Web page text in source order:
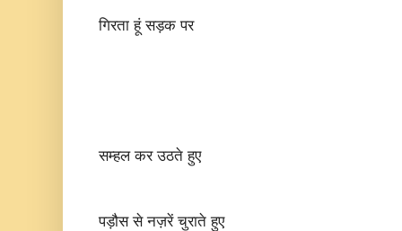
गिरता हूं सड़क पर
सम्हल कर उठते हुए
पड़ौस से नज़रें चुराते हुए